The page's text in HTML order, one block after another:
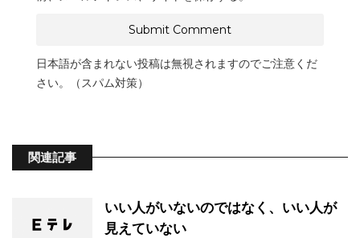
日本語が含まれない投稿は無視されますのでご注意くだ
さい。（スパム対策）
関連記事
いい人がいないのではなく、いい人が
見えていない